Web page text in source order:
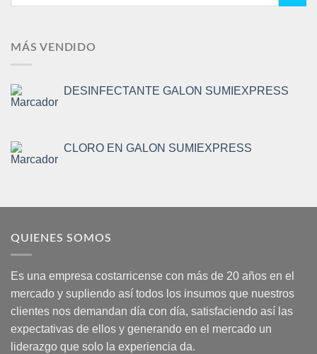
MÁS VENDIDO
DESINFECTANTE GALON SUMIEXPRESS
CLORO EN GALON SUMIEXPRESS
QUIENES SOMOS
Es una empresa costarricense con más de 20 años en el
mercado y supliendo así todos los insumos que nuestros
clientes nos demandan día con día, satisfaciendo así las
expectativas de ellos y generando en el mercado un
liderazgo que solo la experiencia da.